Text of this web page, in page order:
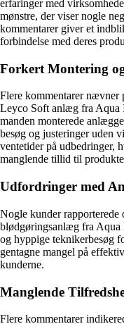
erfaringer med
mønstre, der viser nogle
kommentarer giver et
forbindelse med deres
Forkert Montering
Flere kommentarer nævner
Leyco Soft anlæg fra Aqua
manden monterede
besøg og justeringer uden
ventetider på udbedringer,
manglende tillid til
Udfordringer med
Nogle kunder rapporterede
blødgøringsanlæg fra Aqua
og hyppige teknikerbesøg
gentagne mangel på
kunderne.
Manglende
Flere kommentarer